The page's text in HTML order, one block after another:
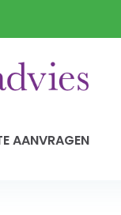
AANVRAGEN